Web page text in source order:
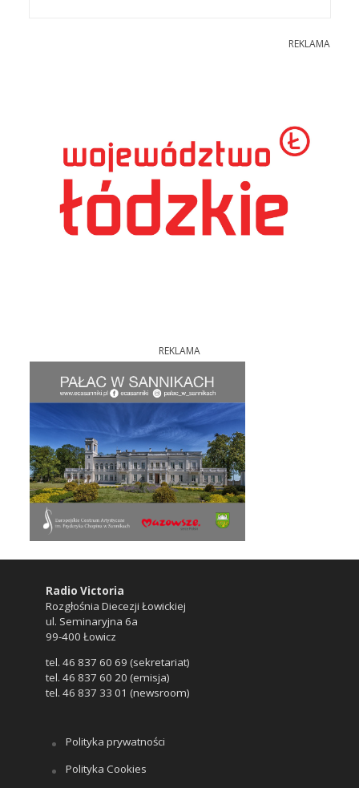
REKLAMA
REKLAMA
Radio Victoria
Rozgłośnia Diecezji Łowickiej
ul. Seminaryjna 6a
99-400 Łowicz
tel. 46 837 60 69 (sekretariat)
tel. 46 837 60 20 (emisja)
tel. 46 837 33 01 (newsroom)
Polityka prywatności
Polityka Cookies